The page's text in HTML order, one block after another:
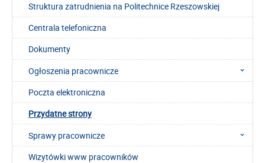
Struktura zatrudnienia na Politechnice Rzeszowskiej
Centrala telefoniczna
Dokumenty
Ogłoszenia pracownicze
Poczta elektroniczna
Przydatne strony
Sprawy pracownicze
Wizytówki www pracowników